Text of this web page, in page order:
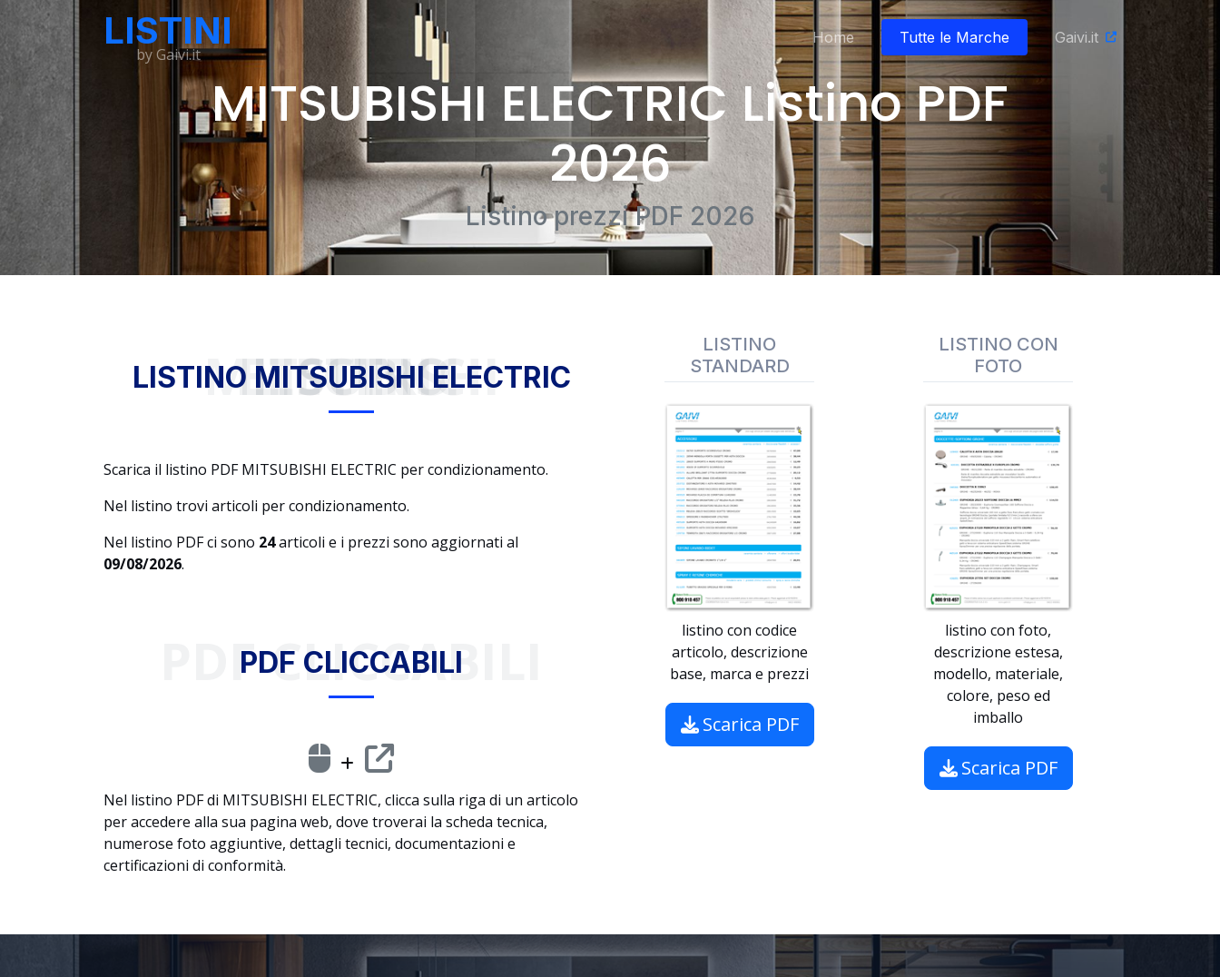
LISTINI
by Gaivi.it
Home Tutte le Marche Gaivi.it
MITSUBISHI ELECTRIC Listino PDF
2026
Listino prezzi PDF 2026
LISTINO MITSUBISHI ELECTRIC
LISTINO MITSUBISHI ELECTRIC
Scarica il listino PDF MITSUBISHI ELECTRIC per condizionamento.
Nel listino trovi articoli per condizionamento.
Nel listino PDF ci sono 24articoli e i prezzi sono aggiornati al
09/08/2026.
PDF CLICCABILI
PDF CLICCABILI
Nel listino PDF di MITSUBISHI ELECTRIC, clicca sulla riga di un articolo
per accedere alla sua pagina web, dove troverai la scheda tecnica,
numerose foto aggiuntive, dettagli tecnici, documentazioni e
certificazioni di conformità.
LISTINO
STANDARD
listino con codice
articolo, descrizione
base, marca e prezzi
Scarica PDF
LISTINO CON
FOTO
listino con foto,
descrizione estesa,
modello, materiale,
colore, peso ed
imballo
Scarica PDF